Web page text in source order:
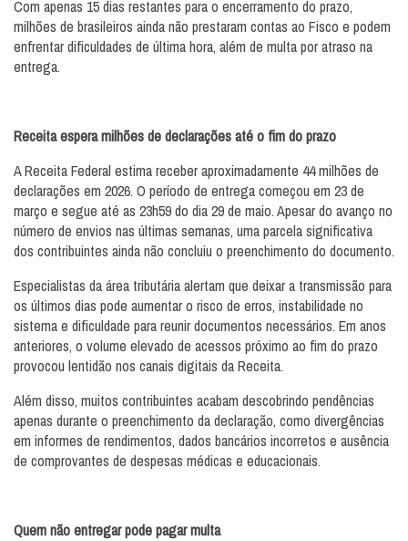
Com apenas 15 dias restantes para o encerramento do prazo,
milhões de brasileiros ainda não prestaram contas ao Fisco e podem
enfrentar dificuldades de última hora, além de multa por atraso na
entrega.
Receita espera milhões de declarações até o fim do prazo
A Receita Federal estima receber aproximadamente 44 milhões de
declarações em 2026. O período de entrega começou em 23 de
março e segue até as 23h59 do dia 29 de maio. Apesar do avanço no
número de envios nas últimas semanas, uma parcela significativa
dos contribuintes ainda não concluiu o preenchimento do documento.
Especialistas da área tributária alertam que deixar a transmissão para
os últimos dias pode aumentar o risco de erros, instabilidade no
sistema e dificuldade para reunir documentos necessários. Em anos
anteriores, o volume elevado de acessos próximo ao fim do prazo
provocou lentidão nos canais digitais da Receita.
Além disso, muitos contribuintes acabam descobrindo pendências
apenas durante o preenchimento da declaração, como divergências
em informes de rendimentos, dados bancários incorretos e ausência
de comprovantes de despesas médicas e educacionais.
Quem não entregar pode pagar multa